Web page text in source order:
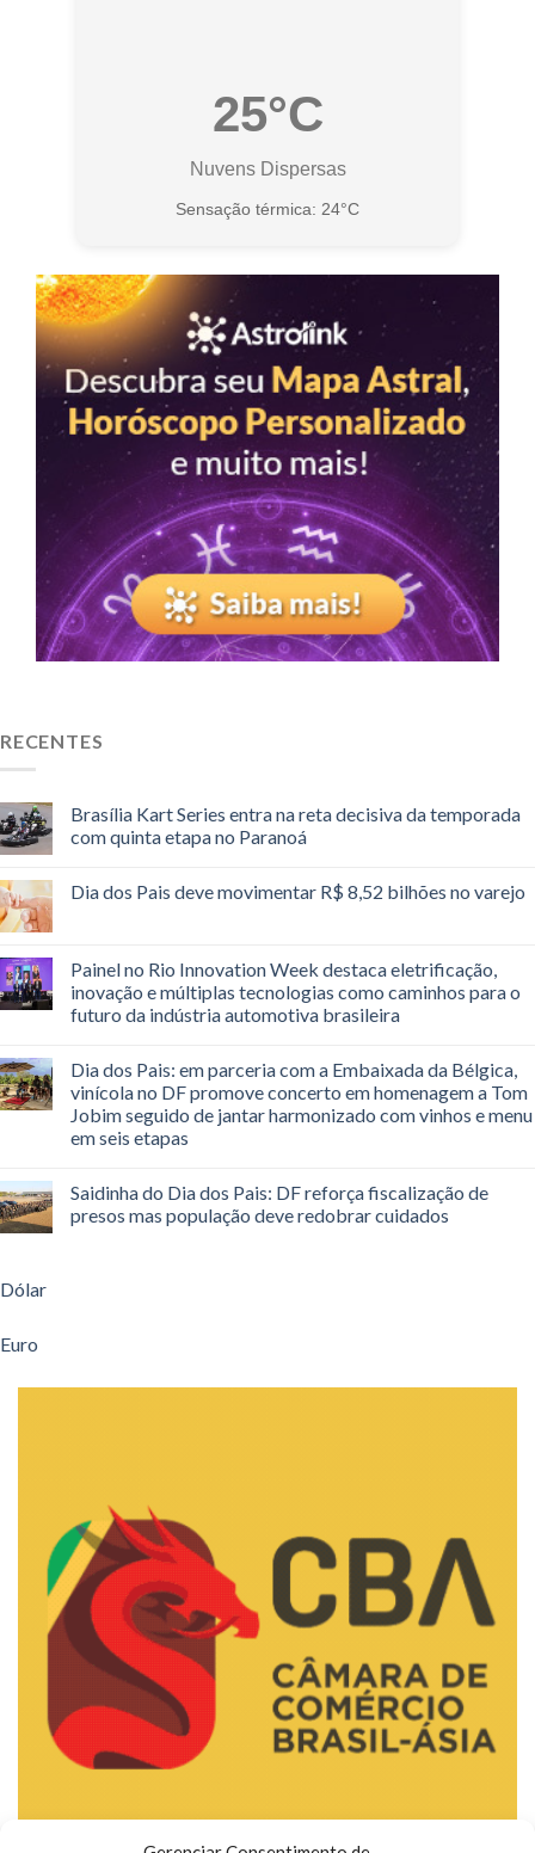
25°C
Nuvens Dispersas
Sensação térmica: 24°C
RECENTES
Brasília Kart Series entra na reta decisiva da temporada
com quinta etapa no Paranoá
Dia dos Pais deve movimentar R$ 8,52 bilhões no varejo
Painel no Rio Innovation Week destaca eletrificação,
inovação e múltiplas tecnologias como caminhos para o
futuro da indústria automotiva brasileira
Dia dos Pais: em parceria com a Embaixada da Bélgica,
vinícola no DF promove concerto em homenagem a Tom
Jobim seguido de jantar harmonizado com vinhos e menu
em seis etapas
Saidinha do Dia dos Pais: DF reforça fiscalização de
presos mas população deve redobrar cuidados
Dólar
Euro